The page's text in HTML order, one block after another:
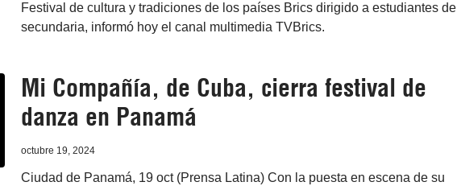
Festival de cultura y tradiciones de los países Brics dirigido a estudiantes de
secundaria, informó hoy el canal multimedia TVBrics.
Mi Compañía, de Cuba, cierra festival de
danza en Panamá
octubre 19, 2024
Ciudad de Panamá, 19 oct (Prensa Latina) Con la puesta en escena de su